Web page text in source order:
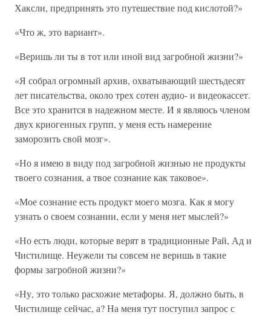
Хаксли, предпринять это путешествие под кислотой?»
«Что ж, это вариант».
«Веришь ли ты в тот или иной вид загробной жизни?»
«Я собрал огромный архив, охватывающий шестьдесят
лет писательства, около трех сотен аудио- и видеокассет.
Все это хранится в надежном месте. И я являюсь членом
двух криогенных групп, у меня есть намерение
заморозить свой мозг».
«Но я имею в виду под загробной жизнью не продукты
твоего сознания, а твое сознание как таковое».
«Мое сознание есть продукт моего мозга. Как я могу
узнать о своем сознании, если у меня нет мыслей?»
«Но есть люди, которые верят в традиционные Рай, Ад и
Чистилище. Неужели ты совсем не веришь в такие
формы загробной жизни?»
«Ну, это только расхожие метафоры. Я, должно быть, в
Чистилище сейчас, а? На меня тут поступил запрос с